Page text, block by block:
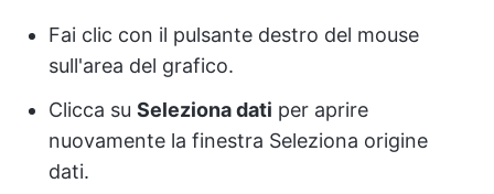
Fai clic con il pulsante destro del mouse
sull'area del grafico.
Clicca su Seleziona dati per aprire
nuovamente la finestra Seleziona origine
dati.